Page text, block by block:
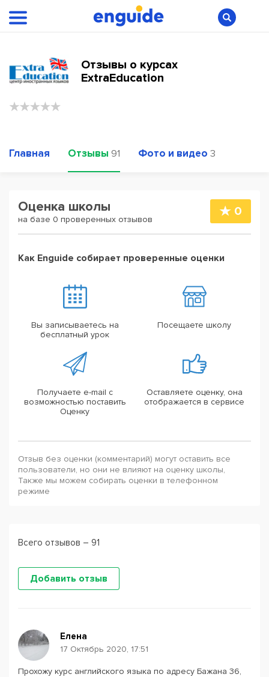
Отзывы о курсах
ExtraEducation
Главная Отзывы 91 Фото и видео 3
Оценка школы
на базе 0 проверенных отзывов
0
Как Enguide собирает проверенные оценки
Вы записываетесь на
бесплатный урок
Посещаете школу
Получаете e-mail с
возможностью поставить
Оценку
Оставляете оценку, она
отображается в сервисе
Отзыв без оценки (комментарий) могут оставить все
пользователи, но они не влияют на оценку школы,
Также мы можем собирать оценки в телефонном
режиме
Всего отзывов – 91
Добавить отзыв
Елена
17 Октябрь 2020, 17:51
Прохожу курс английского языка по адресу Бажана 36,